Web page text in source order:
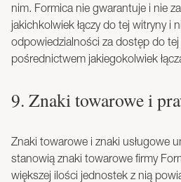
nim. Formica nie gwarantuje i nie
jakichkolwiek łączy do tej witryny i
odpowiedzialności za dostęp do tej
pośrednictwem jakiegokolwiek
9. Znaki towarowe i
Znaki towarowe i znaki usługowe
stanowią znaki towarowe firmy
większej ilości jednostek z nią